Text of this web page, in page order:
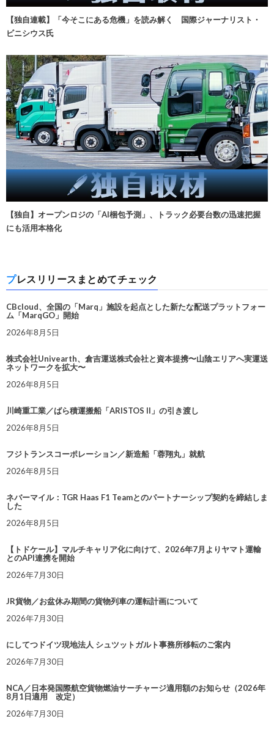
【独自連載】「今そこにある危機」を読み解く 国際ジャーナリスト・
ビニシウス氏
【独自】オープンロジの「AI梱包予測」、トラック必要台数の迅速把握
にも活用本格化
プレスリリースまとめてチェック
CBcloud、全国の「Marq」施設を起点とした新たな配送プラットフォー
ム「MarqGO」開始
2026年8月5日
株式会社Univearth、倉吉運送株式会社と資本提携〜山陰エリアへ実運送
ネットワークを拡大〜
2026年8月5日
川崎重工業／ばら積運搬船「ARISTOS II」の引き渡し
2026年8月5日
フジトランスコーポレーション／新造船「蓉翔丸」就航
2026年8月5日
ネバーマイル：TGR Haas F1 Teamとのパートナーシップ契約を締結しま
した
2026年8月5日
【トドケール】マルチキャリア化に向けて、2026年7月よりヤマト運輸
とのAPI連携を開始
2026年7月30日
JR貨物／お盆休み期間の貨物列車の運転計画について
2026年7月30日
にしてつドイツ現地法人 シュツットガルト事務所移転のご案内
2026年7月30日
NCA／日本発国際航空貨物燃油サーチャージ適用額のお知らせ（2026年
8月1日適用 改定）
2026年7月30日